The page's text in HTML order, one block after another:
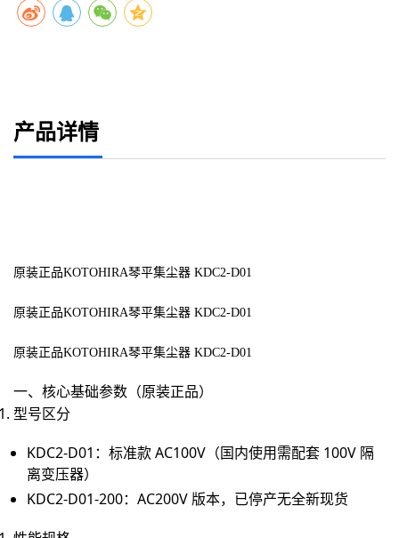
产品详情
原装正品KOTOHIRA琴平集尘器 KDC2-D01
原装正品KOTOHIRA琴平集尘器 KDC2-D01
原装正品KOTOHIRA琴平集尘器 KDC2-D01
一、核心基础参数（原装正品）
型号区分
KDC2-D01 ：标准款 AC100V（国内使用需配套 100V 隔
离变压器）
KDC2-D01-200：AC200V 版本，已停产无全新现货